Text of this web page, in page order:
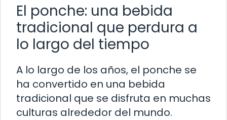
El ponche: una bebida
tradicional que perdura a
lo largo del tiempo
A lo largo de los años, el ponche se
ha convertido en una bebida
tradicional que se disfruta en muchas
culturas alrededor del mundo.